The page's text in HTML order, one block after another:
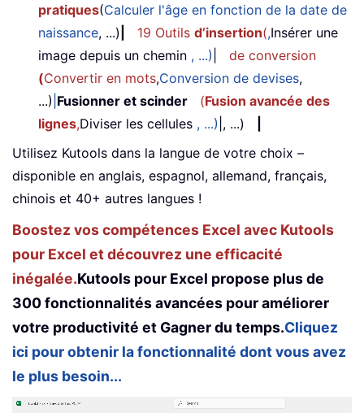
pratiques(Calculer l'âge en fonction de la date de
naissance, ...) 19 Outils d’insertion(,Insérer une
image depuis un chemin , ...)
de conversion
(Convertir en mots,Conversion de devises,
...) Fusionner et scinder (Fusion avancée des
lignes,Diviser les cellules , ...) |, ...)
Utilisez Kutools dans la langue de votre choix –
disponible en anglais, espagnol, allemand, français,
chinois et 40+ autres langues !
Boostez vos compétences Excel avec Kutools
pour Excel et découvrez une efficacité
inégalée.Kutools pour Excel propose plus de
300 fonctionnalités avancées pour améliorer
votre productivité et Gagner du temps.Cliquez
ici pour obtenir la fonctionnalité dont vous avez
le plus besoin...